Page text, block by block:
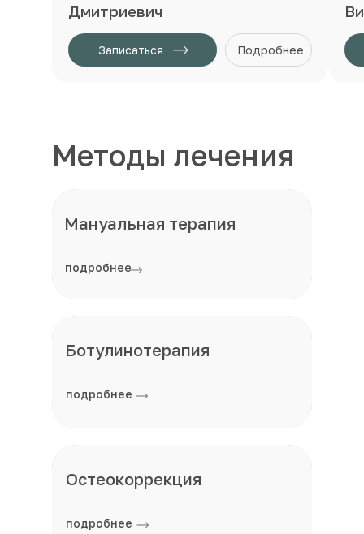
Подробнее
Записаться
Дмитриевич
подробнее
Остеокоррекция
подробнее
Ботулинотерапия
подробнее
Мануальная терапия
Методы лечения